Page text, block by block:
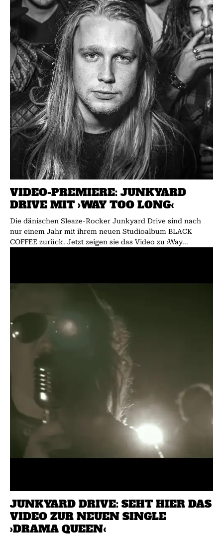
VIDEO-PREMIERE: JUNKYARD
DRIVE MIT ›WAY TOO LONG‹
Die dänischen Sleaze-Rocker Junkyard Drive sind nach
nur einem Jahr mit ihrem neuen Studioalbum BLACK
COFFEE zurück. Jetzt zeigen sie das Video zu ›Way...
JUNKYARD DRIVE: SEHT HIER DAS
VIDEO ZUR NEUEN SINGLE
›DRAMA QUEEN‹